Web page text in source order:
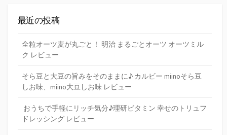
最近の投稿
全粒オーツ麦が丸ごと！ 明治 まるごとオーツ オーツミル
ク レビュー
そら豆と大豆の旨みをそのままに♪ カルビー miinoそら豆
しお味、miino大豆しお味 レビュー
おうちで手軽にリッチ気分♪理研ビタミン 幸せのトリュフ
ドレッシング レビュー